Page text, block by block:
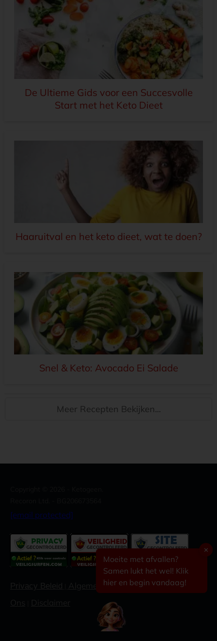
De Ultieme Gids voor een Succesvolle
Start met het Keto Dieet
Haaruitval en het keto dieet, wat te doen?
Snel & Keto: Avocado Ei Salade
Meer Recepten Bekijken...
✕
Moeite met afvallen?
Samen lukt het wel! Klik
hier en begin vandaag!
[email protected]
Algemene voorwaarden|Contacteer